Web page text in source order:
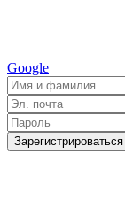
Google
Зарегистрироваться